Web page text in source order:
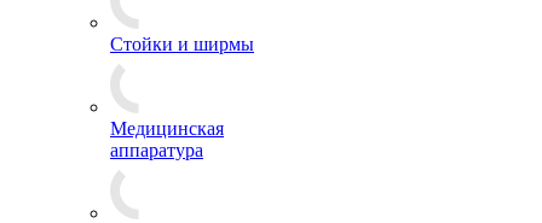
Стойки и ширмы
Медицинская
аппаратура